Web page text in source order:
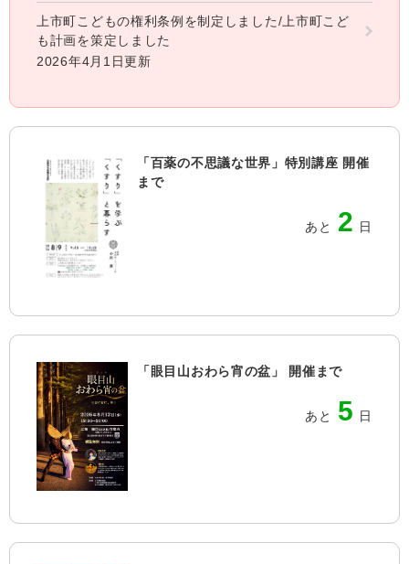
上市町こどもの権利条例を制定しました/上市町こど
も計画を策定しました
2026年4月1日更新
「百薬の不思議な世界」特別講座 開催
まで
あと 2 日
「眼目山おわら宵の盆」 開催まで
あと 5 日